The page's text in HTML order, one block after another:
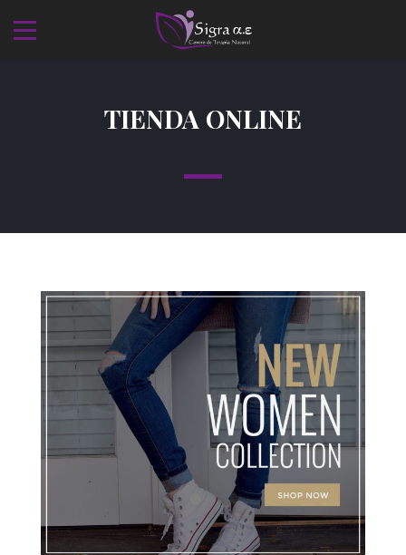
TIENDA ONLINE